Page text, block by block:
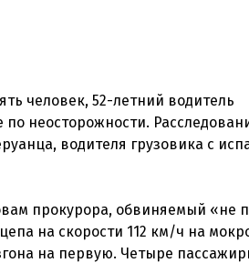
человек, 52-летний водитель
неосторожности.
водителя грузовика с
прокурора, обвиняемый «не
на скорости 112 км/ч на
на первую. Четыре